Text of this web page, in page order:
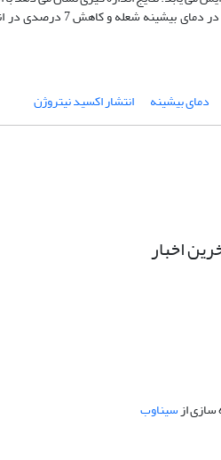
دمای بیشینه انتشار اکسید نیتروژن
اخبار
سازی ازسیناوب